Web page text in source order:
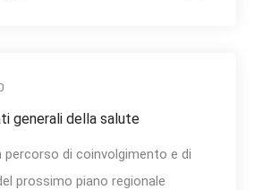
generali della salute
percorso di coinvolgimento e di
prossimo piano regionale